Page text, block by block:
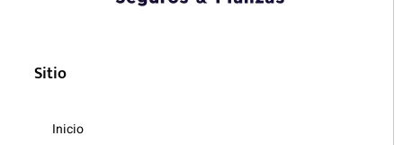
Sitio
Inicio